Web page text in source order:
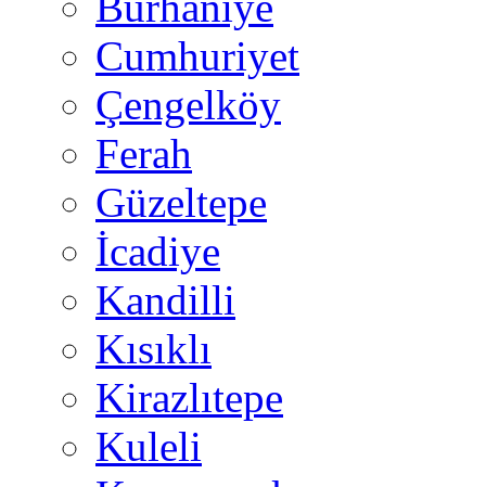
Cumhuriyet
Çengelköy
Ferah
Güzeltepe
İcadiye
Kandilli
Kısıklı
Kirazlıtepe
Kuleli